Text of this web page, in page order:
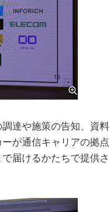
達や施策の告知、資料
が通信キャリアの拠点
届けるかたちで提供さ